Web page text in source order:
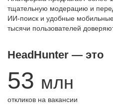
тщательную модерацию и
ИИ-поиск и удобные
тысячи пользователей
HeadHunter — это
53 млн
откликов на вакансии